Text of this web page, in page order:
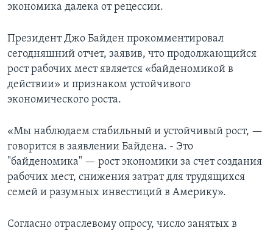
экономика далека от рецессии.
Президент Джо Байден прокомментировал
сегодняшний отчет, заявив, что продолжающийся
рост рабочих мест является «байденомикой в
действии» и признаком устойчивого
экономического роста.
«Мы наблюдаем стабильный и устойчивый рост, —
говорится в заявлении Байдена. - Это
"байденомика" — рост экономики за счет создания
рабочих мест, снижения затрат для трудящихся
семей и разумных инвестиций в Америку».
Согласно отраслевому опросу, число занятых в